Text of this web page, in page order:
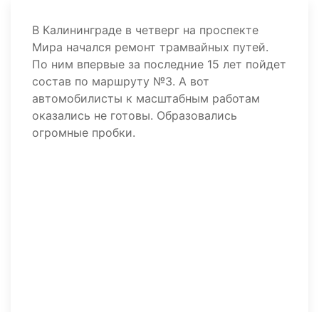
В Калининграде в четверг на проспекте
Мира начался ремонт трамвайных путей.
По ним впервые за последние 15 лет пойдет
состав по маршруту №3. А вот
автомобилисты к масштабным работам
оказались не готовы. Образовались
огромные пробки.